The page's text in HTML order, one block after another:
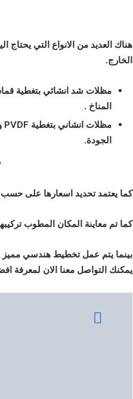
الخارج.
مظلات شد انشائي بتغطية قماش
المناخ .
الجودة.
كما يعتمد تحديد اسعارها على
كما تم معاينة المكان المطوب
بينما يتم عمل تخطيط هندسي مميز
يمكنك التواصل معنا الان لمعرفة